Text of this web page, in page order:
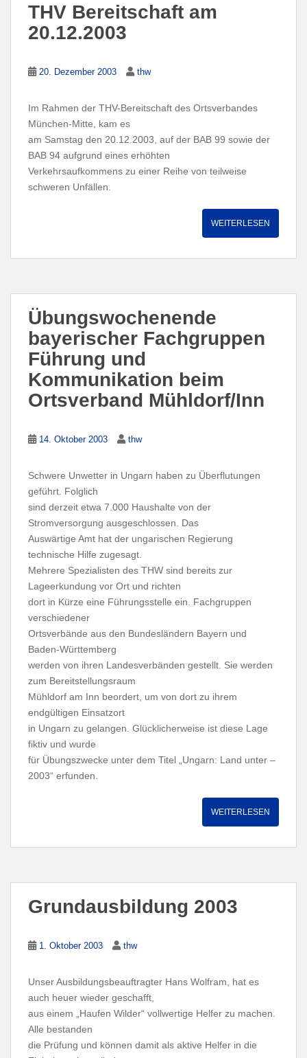
THV Bereitschaft am
20.12.2003
20. Dezember 2003 thw
Im Rahmen der THV-Bereitschaft des Ortsverbandes
München-Mitte, kam es
am Samstag den 20.12.2003, auf der BAB 99 sowie der
BAB 94 aufgrund eines erhöhten
Verkehrsaufkommens zu einer Reihe von teilweise
schweren Unfällen.
WEITERLESEN
Übungswochenende
bayerischer Fachgruppen
Führung und
Kommunikation beim
Ortsverband Mühldorf/Inn
14. Oktober 2003 thw
Schwere Unwetter in Ungarn haben zu Überflutungen
geführt. Folglich
sind derzeit etwa 7.000 Haushalte von der
Stromversorgung ausgeschlossen. Das
Auswärtige Amt hat der ungarischen Regierung
technische Hilfe zugesagt.
Mehrere Spezialisten des THW sind bereits zur
Lageerkundung vor Ort und richten
dort in Kürze eine Führungsstelle ein. Fachgruppen
verschiedener
Ortsverbände aus den Bundesländern Bayern und
Baden-Württemberg
werden von ihren Landesverbänden gestellt. Sie werden
zum Bereitstellungsraum
Mühldorf am Inn beordert, um von dort zu ihrem
endgültigen Einsatzort
in Ungarn zu gelangen. Glücklicherweise ist diese Lage
fiktiv und wurde
für Übungszwecke unter dem Titel „Ungarn: Land unter –
2003“ erfunden.
WEITERLESEN
Grundausbildung 2003
1. Oktober 2003 thw
Unser Ausbildungsbeauftragter Hans Wolfram, hat es
auch heuer wieder geschafft,
aus einem „Haufen Wilder“ vollwertige Helfer zu machen.
Alle bestanden
die Prüfung und können damit als aktive Helfer in die